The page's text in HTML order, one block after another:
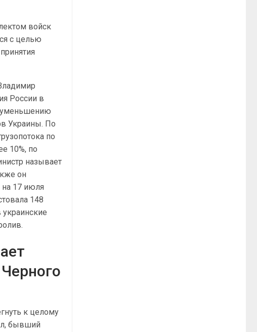
войск
с целью
России в
Украины. По
по
10%, по
называет
он
на 17 июля
148
к целому
бывший